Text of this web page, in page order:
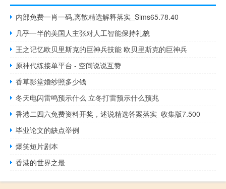
内部免费一肖一码,离散精选解释落实_Sims65.78.40
几乎一半的美国人主张对人工智能保持礼貌
王之记忆欧贝里斯克的巨神兵技能 欧贝里斯克的巨神兵
原神代练接单平台 - 空间说说互赞
香草影堂婚纱照多少钱
冬天电闪雷鸣预示什么 立冬打雷预示什么预兆
香港二四六免费资料开奖，述说精选答案落实_收集版7.500
毕业论文的缺点举例
爆笑短片剧本
香港的世界之最